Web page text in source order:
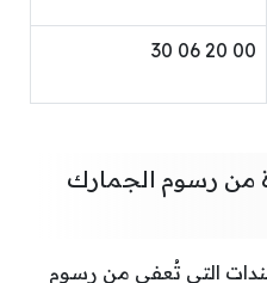
00 20 06 30
من رسوم الجمارك
التي تُعفى من رسوم